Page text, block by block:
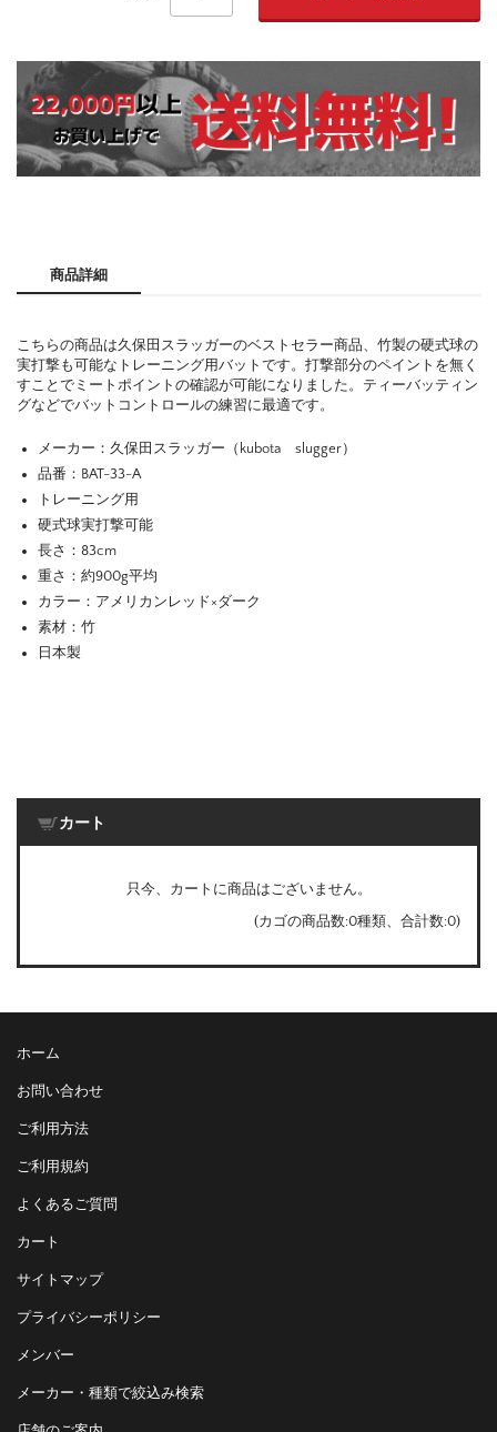
商品詳細
こちらの商品は久保田スラッガーのベストセラー商品、竹製の硬式球の
実打撃も可能なトレーニング用バットです。打撃部分のペイントを無く
すことでミートポイントの確認が可能になりました。ティーバッティン
グなどでバットコントロールの練習に最適です。
メーカー：久保田スラッガー（kubota slugger）
品番：BAT-33-A
トレーニング用
硬式球実打撃可能
長さ：83cm
重さ：約900g平均
カラー：アメリカンレッド×ダーク
素材：竹
日本製
カート
只今、カートに商品はございません。
(カゴの商品数:0種類、合計数:0)
ホーム
お問い合わせ
ご利用方法
ご利用規約
よくあるご質問
カート
サイトマップ
プライバシーポリシー
メンバー
メーカー・種類で絞込み検索